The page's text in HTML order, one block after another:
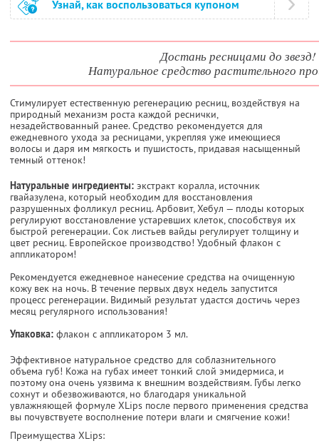
Узнай, как воспользоваться купоном
Достань ресницами до звезд!
Натуральное средство растительного
Стимулирует естественную регенерацию ресниц, воздействуя на
природный механизм роста каждой реснички,
незадействованный ранее. Средство рекомендуется для
ежедневного ухода за ресницами, укрепляя уже имеющиеся
волосы и даря им мягкость и пушистость, придавая насыщенный
темный оттенок!
Натуральные ингредиенты: экстракт коралла, источник
гвайазулена, который необходим для восстановления
разрушенных фолликул ресниц. Арбовит, Хебул — плоды которых
регулируют восстановление устаревших клеток, способствуя их
быстрой регенерации. Сок листьев вайды регулирует толщину и
цвет ресниц. Европейское производство! Удобный флакон с
аппликатором!
Рекомендуется ежедневное нанесение средства на очищенную
кожу век на ночь. В течение первых двух недель запустится
процесс регенерации. Видимый результат удастся достичь через
месяц регулярного использования!
Упаковка: флакон с аппликатором 3 мл.
Эффективное натуральное средство для соблазнительного
объема губ! Кожа на губах имеет тонкий слой эмидермиса, и
поэтому она очень уязвима к внешним воздействиям. Губы легко
сохнут и обезвоживаются, но благодаря уникальной
увлажняющей формуле XLips после первого применения средства
вы почувствуете восполнение потери влаги и смягчение кожи!
Преимущества XLips: